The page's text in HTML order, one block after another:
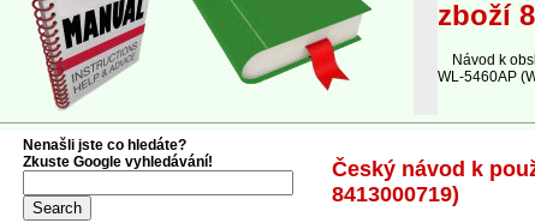
zboží
Návod k
WL-5460AP
Český návod k
8413000719)
Nenašli jste co hledáte?
Zkuste Google vyhledávání!